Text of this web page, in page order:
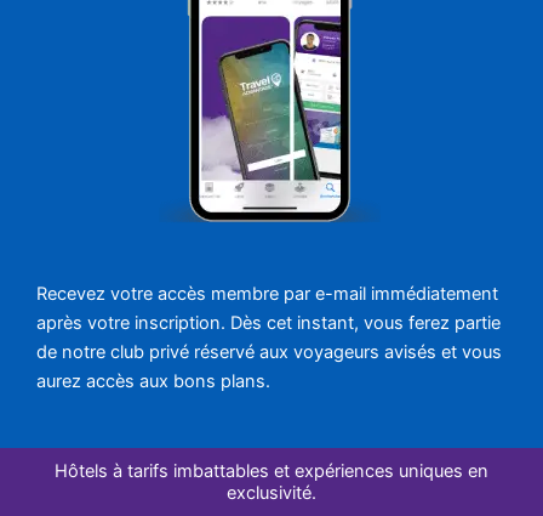
Recevez votre accès membre par e-mail immédiatement
après votre inscription. Dès cet instant, vous ferez partie
de notre club privé réservé aux voyageurs avisés et vous
aurez accès aux bons plans.
Hôtels à tarifs imbattables et expériences uniques en
exclusivité.